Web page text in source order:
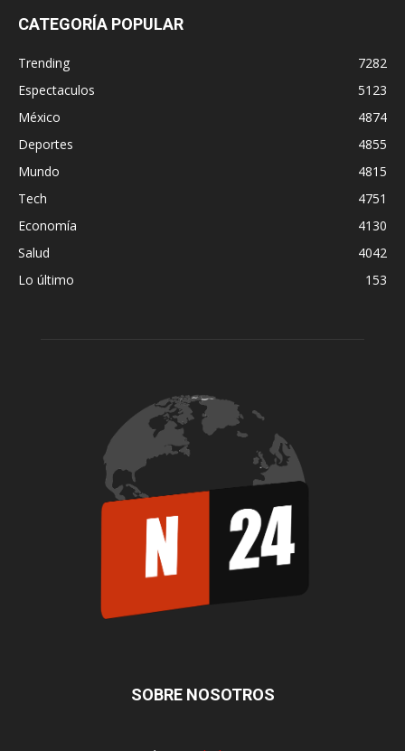
CATEGORÍA POPULAR
Trending
7282
Espectaculos
5123
México
4874
Deportes
4855
Mundo
4815
Tech
4751
Economía
4130
Salud
4042
Lo último
153
SOBRE NOSOTROS